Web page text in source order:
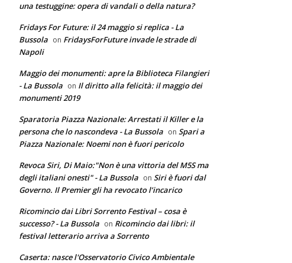
una testuggine: opera di vandali o della natura?
Fridays For Future: il 24 maggio si replica - La
Bussola on FridaysForFuture invade le strade di
Napoli
Maggio dei monumenti: apre la Biblioteca Filangieri
- La Bussola on Il diritto alla felicità: il maggio dei
monumenti 2019
Sparatoria Piazza Nazionale: Arrestati il Killer e la
persona che lo nascondeva - La Bussola on Spari a
Piazza Nazionale: Noemi non è fuori pericolo
Revoca Siri, Di Maio:"Non è una vittoria del M5S ma
degli italiani onesti" - La Bussola on Siri è fuori dal
Governo. Il Premier gli ha revocato l’incarico
Ricomincio dai Libri Sorrento Festival – cosa è
successo? - La Bussola on Ricomincio dai libri: il
festival letterario arriva a Sorrento
Caserta: nasce l'Osservatorio Civico Ambientale